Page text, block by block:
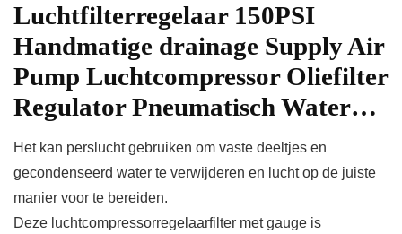
Luchtfilterregelaar 150PSI
Handmatige drainage Supply Air
Pump Luchtcompressor Oliefilter
Regulator Pneumatisch Water…
Het kan perslucht gebruiken om vaste deeltjes en
gecondenseerd water te verwijderen en lucht op de juiste
manier voor te bereiden.
Deze luchtcompressorregelaarfilter met gauge is